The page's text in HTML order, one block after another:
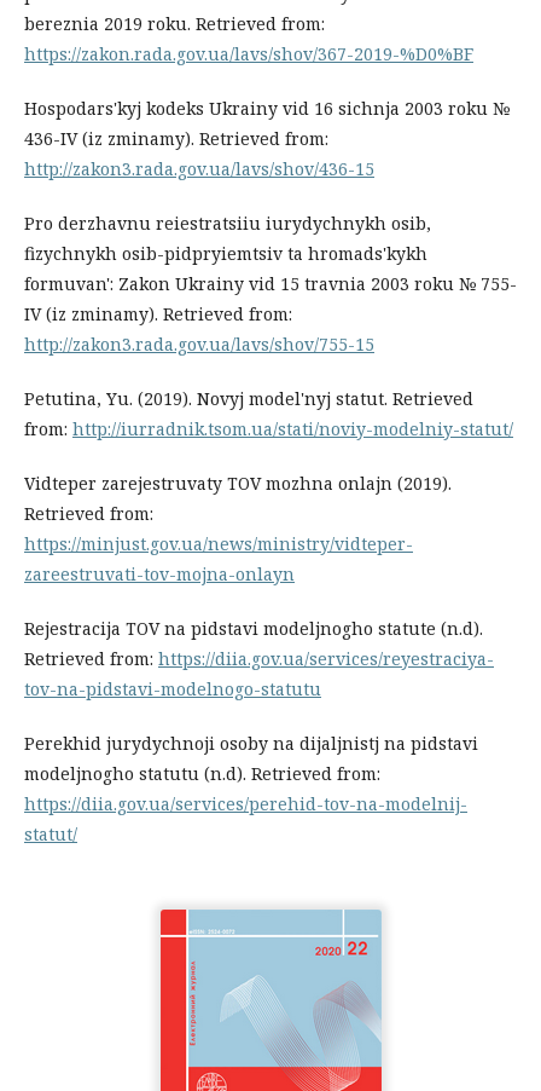
bereznia 2019 roku. Retrieved from:
https://zakon.rada.gov.ua/lavs/shov/367-2019-%D0%BF
Hospodars'kyj kodeks Ukrainy vid 16 sichnja 2003 roku №
436-IV (iz zminamy). Retrieved from:
http://zakon3.rada.gov.ua/lavs/shov/436-15
Pro derzhavnu reiestratsiiu iurydychnykh osib,
fizychnykh osib-pidpryiemtsiv ta hromads'kykh
formuvan': Zakon Ukrainy vid 15 travnia 2003 roku № 755-
IV (iz zminamy). Retrieved from:
http://zakon3.rada.gov.ua/lavs/shov/755-15
Petutina, Yu. (2019). Novyj model'nyj statut. Retrieved
from: http://iurradnik.tsom.ua/stati/noviy-modelniy-statut/
Vidteper zarejestruvaty TOV mozhna onlajn (2019).
Retrieved from:
https://minjust.gov.ua/news/ministry/vidteper-
zareestruvati-tov-mojna-onlayn
Rejestracija TOV na pidstavi modeljnogho statute (n.d).
Retrieved from: https://diia.gov.ua/services/reyestraciya-
tov-na-pidstavi-modelnogo-statutu
Perekhid jurydychnoji osoby na dijaljnistj na pidstavi
modeljnogho statutu (n.d). Retrieved from:
https://diia.gov.ua/services/perehid-tov-na-modelnij-
statut/